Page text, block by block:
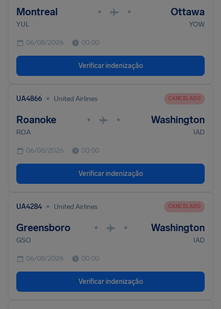
Montreal • • Ottawa
YUL YOW
06/08/2026 00:00
Verificar indenização
UA4866 • United Airlines CANCELADO
Roanoke • • Washington
ROA IAD
06/08/2026 00:00
Verificar indenização
UA4284 • United Airlines CANCELADO
Greensboro • • Washington
GSO IAD
06/08/2026 00:00
Verificar indenização